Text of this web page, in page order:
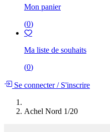
Mon panier
(0)
Ma liste de souhaits
(0)
Se connecter/S'inscrire
Achel Nord 1/20